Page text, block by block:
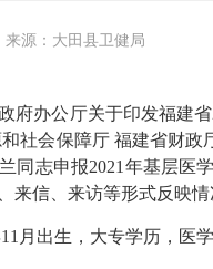
来源：大田县卫健局
办公厅关于印发福建省
社会保障厅 福建省财政
同志申报2021年基层医
来信、来访等形式反映情
出生，大专学历，医学